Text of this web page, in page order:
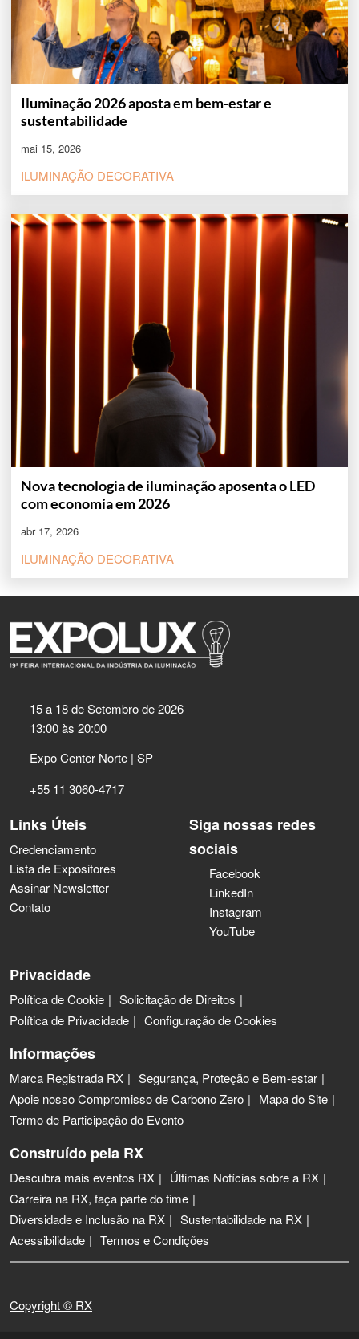
Iluminação 2026 aposta em bem-estar e
sustentabilidade
mai 15, 2026
ILUMINAÇÃO DECORATIVA
Nova tecnologia de iluminação aposenta o LED
com economia em 2026
abr 17, 2026
ILUMINAÇÃO DECORATIVA
15 a 18 de Setembro de 2026
13:00 às 20:00
Expo Center Norte | SP
+55 11 3060-4717
Links Úteis
Credenciamento
Lista de Expositores
Assinar Newsletter
Contato
Siga nossas redes
sociais
Facebook
LinkedIn
Instagram
YouTube
Privacidade
Política de Cookie
Solicitação de Direitos
Política de Privacidade
Configuração de Cookies
Informações
Marca Registrada RX
Segurança, Proteção e Bem-estar
Apoie nosso Compromisso de Carbono Zero
Mapa do Site
Termo de Participação do Evento
Construído pela RX
Descubra mais eventos RX
Últimas Notícias sobre a RX
Carreira na RX, faça parte do time
Diversidade e Inclusão na RX
Sustentabilidade na RX
Acessibilidade
Termos e Condições
Copyright © RX